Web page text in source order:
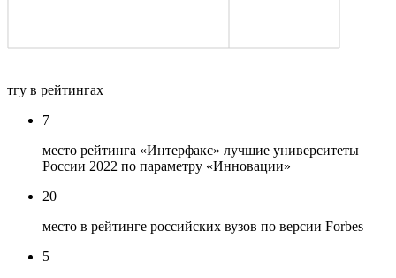
тгу в рейтингах
7
место рейтинга «Интерфакс» лучшие университеты
России 2022 по параметру «Инновации»
20
место в рейтинге российских вузов по версии Forbes
5